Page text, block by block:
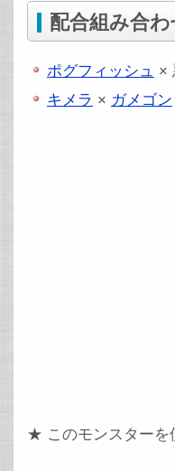
配合組み合わ
ポグフィッシュ ×
キメラ × ガメゴン
★ このモンスターを